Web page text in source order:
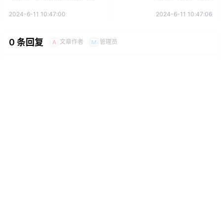
2024-6-11 10:47:00 2024-6-11 10:47:06
0 条回复 A 文章作者 M 管理员